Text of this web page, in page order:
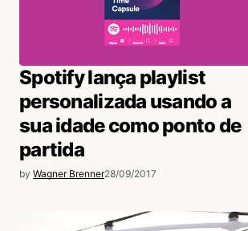
Spotify lança playlist
personalizada usando a
sua idade como ponto de
partida
by Wagner Brenner28/09/2017